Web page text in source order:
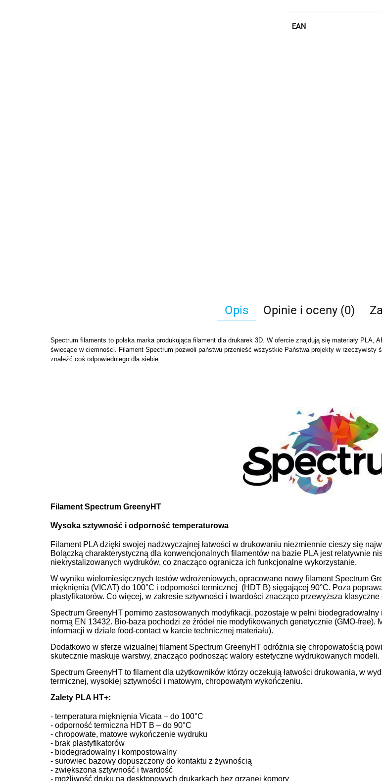
EAN
Opis Opinie i oceny (0)
Spectrum filaments to polska marka produkująca filament dla drukarek 3D. W ofercie znajdują się materiały
świecące w ciemności. Filament Spectrum pozwoli państwu przenieść wszystkie Państwa projekty w
znaleźć coś odpowiedniego dla siebie.
Filament Spectrum GreenyHT
Wysoka sztywność i odporność temperaturowa
Filament PLA dzięki swojej nadzwyczajnej łatwości w drukowaniu niezmiennie cieszy się
Bolączką charakterystyczną dla konwencjonalnych filamentów na bazie PLA jest relatywnie
niekrystalizowanych wydruków, co znacząco ogranicza ich funkcjonalne wykorzystanie.
W wyniku wielomiesięcznych testów wdrożeniowych, opracowano nowy filament Spectrum
mięknięnia (VICAT) do 100°C i odporności termicznej (HDT B) sięgającej 90°C. Poza
plastyfikatorów. Co więcej, w zakresie sztywności i twardości znacząco przewyższa klasyczne
Spectrum GreenyHT pomimo zastosowanych modyfikacji, pozostaje w pełni
normą EN 13432. Bio-baza pochodzi ze źródeł nie modyfikowanych genetycznie (GMO-free).
informacji w dziale food-contact w karcie technicznej materiału).
Dodatkowo w sferze wizualnej filament Spectrum GreenyHT odróżnia się chropowatością
skutecznie maskuje warstwy, znacząco podnosząc walory estetyczne wydrukowanych modeli.
Spectrum GreenyHT to filament dla użytkowników którzy oczekują łatwości drukowania, w
termicznej, wysokiej sztywności i matowym, chropowatym wykończeniu.
Zalety PLA HT+:
- temperatura mięknięnia Vicata – do 100°C
- odporność termiczna HDT B – do 90°C
- chropowate, matowe wykończenie wydruku
- brak plastyfikatorów
- biodegradowalny i kompostowalny
- surowiec bazowy dopuszczony do kontaktu z żywnością
- zwiększona sztywność i twardość
- możliwość druku na desktopowych drukarkach bez grzanej komory